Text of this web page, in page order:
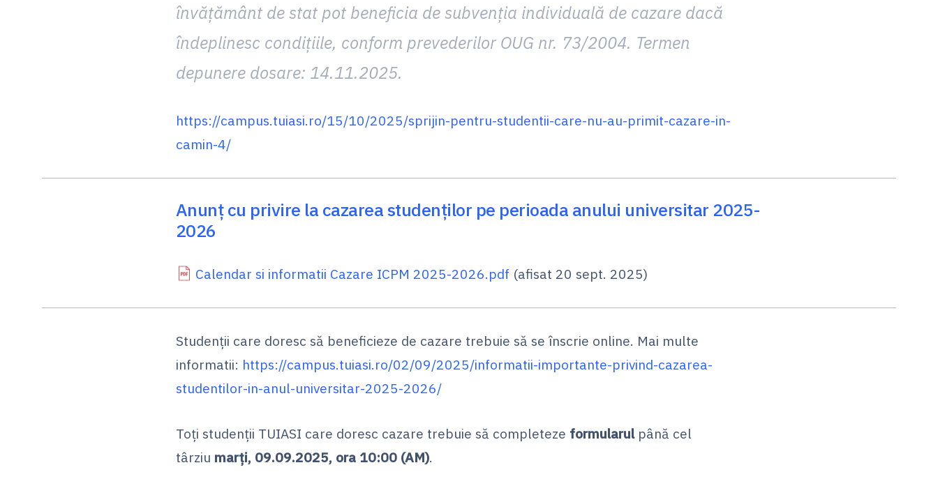
învăţământ de stat pot beneficia de subvenţia individuală de cazare dacă
îndeplinesc condiţiile, conform prevederilor OUG nr. 73/2004. Termen
depunere dosare: 14.11.2025.
https://campus.tuiasi.ro/15/10/2025/sprijin-pentru-studentii-care-nu-au-primit-cazare-in-
camin-4/
Anunț cu privire la cazarea studenților pe perioada anului universitar 2025-
2026
Calendar si informatii Cazare ICPM 2025-2026.pdf (afisat 20 sept. 2025)
Studenții care doresc să beneficieze de cazare trebuie să se înscrie online. Mai multe
informatii: https://campus.tuiasi.ro/02/09/2025/informatii-importante-privind-cazarea-
studentilor-in-anul-universitar-2025-2026/
Toți studenții TUIASI care doresc cazare trebuie să completeze formularulpână cel
târziu marți, 09.09.2025, ora 10:00 (AM).